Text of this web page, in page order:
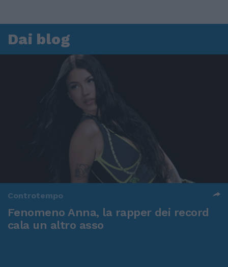
Dai blog
Controtempo
Fenomeno Anna, la rapper dei record
cala un altro asso